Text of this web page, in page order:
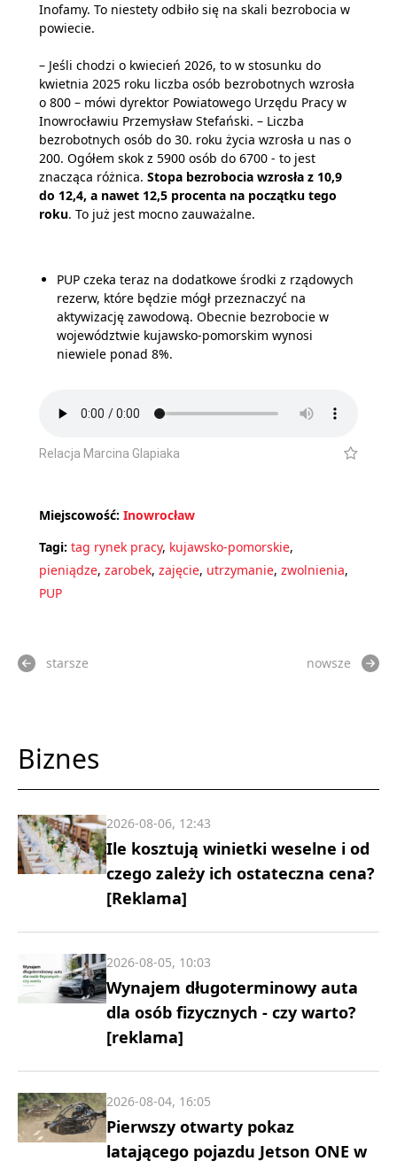
Inofamy. To niestety odbiło się na skali bezrobocia w
powiecie.
– Jeśli chodzi o kwiecień 2026, to w stosunku do
kwietnia 2025 roku liczba osób bezrobotnych wzrosła
o 800 – mówi dyrektor Powiatowego Urzędu Pracy w
Inowrocławiu Przemysław Stefański. – Liczba
bezrobotnych osób do 30. roku życia wzrosła u nas o
200. Ogółem skok z 5900 osób do 6700 - to jest
znacząca różnica. Stopa bezrobocia wzrosła z 10,9
do 12,4, a nawet 12,5 procenta na początku tego
roku. To już jest mocno zauważalne.
PUP czeka teraz na dodatkowe środki z rządowych
rezerw, które będzie mógł przeznaczyć na
aktywizację zawodową. Obecnie bezrobocie w
województwie kujawsko-pomorskim wynosi
niewiele ponad 8%.
Relacja Marcina Glapiaka
Miejscowość: Inowrocław
Tagi: tag rynek pracy, kujawsko-pomorskie,
pieniądze, zarobek, zajęcie, utrzymanie, zwolnienia,
PUP
starsze nowsze
Biznes
Ile kosztują winietki weselne i od
czego zależy ich ostateczna cena?
[Reklama]
2026-08-06, 12:43
Wynajem długoterminowy auta
dla osób fizycznych - czy warto?
[reklama]
2026-08-05, 10:03
Pierwszy otwarty pokaz
latającego pojazdu Jetson ONE w
2026-08-04, 16:05